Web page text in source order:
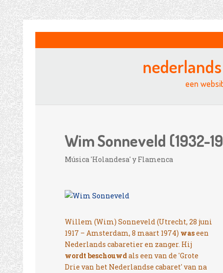
nederlands
een
Wim Sonneveld (1932-
Música 'Holandesa' y Flamenca
Willem (Wim) Sonneveld (Utrecht, 28 juni
1917 – Amsterdam, 8 maart 1974) waseen
Nederlands cabaretier en zanger. Hij
wordt beschouwdals een van de 'Grote
Drie van het Nederlandse cabaret' van na